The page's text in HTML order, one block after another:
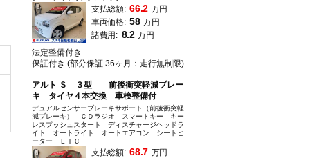
支払総額: 66.2 万円
車両価格: 58 万円
諸費用: 8.2 万円
法定整備付き
保証付き (部分保証 36ヶ月：走行無制限)
アルト Ｓ ３型 前後衝突軽減ブレー
キ タイヤ４本交換 車検整備付
デュアルセンサーブレーキサポート（前後衝突軽
減ブレーキ） ＣＤラジオ スマートキー キー
レスプッシュスタート ディスチャージヘッドラ
イト オートライト オートエアコン シートヒ
ーター ＥＴＣ
支払総額: 68.7 万円